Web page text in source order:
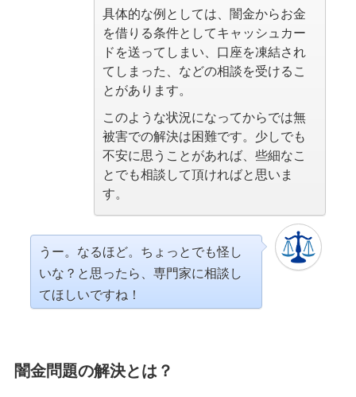
具体的な例としては、闇金からお金
を借りる条件としてキャッシュカー
ドを送ってしまい、口座を凍結され
てしまった、などの相談を受けるこ
とがあります。
このような状況になってからでは無
被害での解決は困難です。少しでも
不安に思うことがあれば、些細なこ
とでも相談して頂ければと思いま
す。
うー。なるほど。ちょっとでも怪し
いな？と思ったら、専門家に相談し
てほしいですね！
闇金問題の解決とは？